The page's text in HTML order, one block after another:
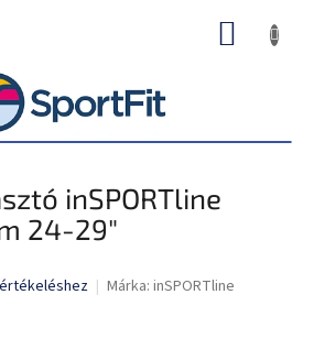
KOSÁR
inSPORTline
24-29"
Márka: inSPORTline